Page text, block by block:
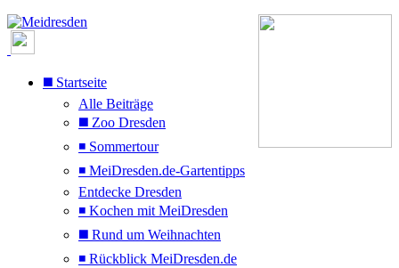
◼️ Startseite
Alle Beiträge
◼️ Zoo Dresden
◾ Sommertour
◾ MeiDresden.de-Gartentipps
Entdecke Dresden
◾ Kochen mit MeiDresden
◼️ Rund um Weihnachten
◾ Rückblick MeiDresden.de